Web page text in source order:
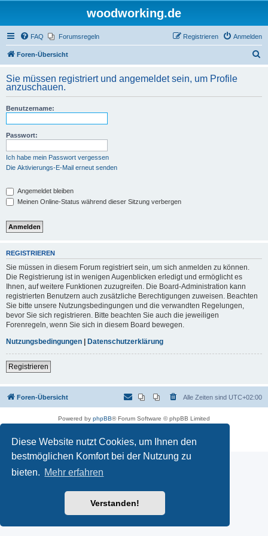
Diese Website nutzt Cookies, um Ihnen den
bestmöglichen Komfort bei der Nutzung zu
bieten. Mehr erfahren
Verstanden!
woodworking.de
FAQ Forumsregeln Anmelden
Registrieren
Foren-Übersicht
h
Sie müssen registriert und angemeldet sein, um Profile
anzuschauen.
Benutzername:
Passwort:
Ich habe mein Passwort vergessen
Die Aktivierungs-E-Mail erneut senden
Angemeldet bleiben
Meinen Online-Status während dieser Sitzung verbergen
REGISTRIEREN
Sie müssen in diesem Forum registriert sein, um sich anmelden zu können.
Die Registrierung ist in wenigen Augenblicken erledigt und ermöglicht es
Ihnen, auf weitere Funktionen zuzugreifen. Die Board-Administration kann
registrierten Benutzern auch zusätzliche Berechtigungen zuweisen. Beachten
Sie bitte unsere Nutzungsbedingungen und die verwandten Regelungen,
bevor Sie sich registrieren. Bitte beachten Sie auch die jeweiligen
Forenregeln, wenn Sie sich in diesem Board bewegen.
Nutzungsbedingungen | Datenschutzerklärung
Registrieren
Foren-Übersicht Alle Zeiten sind UTC+02:00
Powered by phpBB® Forum Software © phpBB Limited
Datenschutz|Nutzungsbedingungen